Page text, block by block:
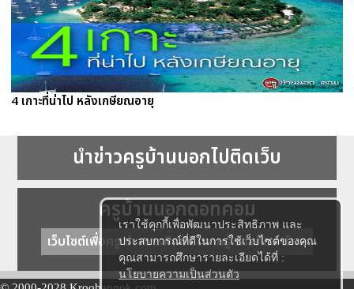
เราใช้คุกกี้เพื่อพัฒนาประสิทธิภาพ และ
ประสบการณ์ที่ดีในการใช้เว็บไซต์ของคุณ
คุณสามารถศึกษารายละเอียดได้ที่ :
นโยบายความเป็นส่วนตัว
4 เกาะที่น่าไป หลังเกษียณอายุ
นำข่าวครูบ้านนอกไปติดเว็บ
ครูบ้านนอกดอทคอม
เว็บไซต์เพื่อครู ข่าวการศึกษา ความรู้ การศึกษาไทย